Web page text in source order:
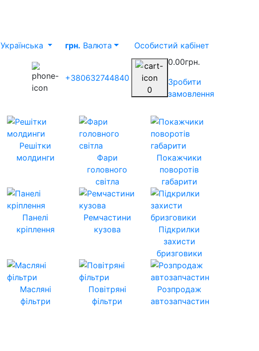
Українська грн. Валюта Особистий кабінет
+380632744840
0
0.00грн.
Зробити
замовлення
Решітки
молдинги
Фари
головного
світла
Покажчики
поворотів
габарити
Панелі
кріплення
Ремчастини
кузова
Підкрилки
захисти
бризговики
Масляні
фільтри
Повітряні
фільтри
Розпродаж
автозапчастин